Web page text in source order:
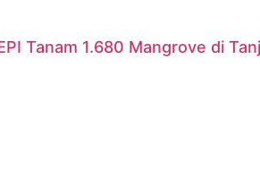
Tanam 1.680 Mangrove di